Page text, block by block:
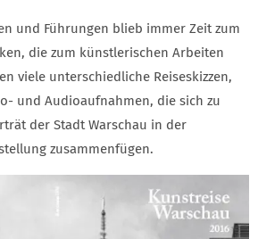
und Führungen blieb immer Zeit zum
die zum künstlerischen Arbeiten
viele unterschiedliche Reiseskizzen,
und Audioaufnahmen, die sich zu
der Stadt Warschau in der
zusammenfügen.